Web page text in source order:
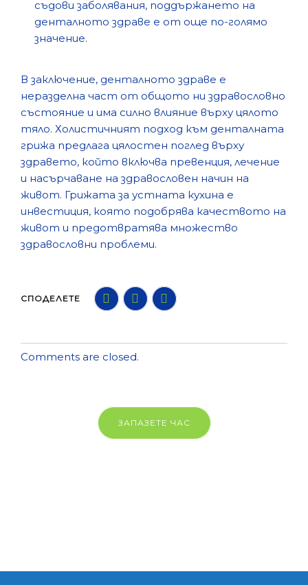
съдови заболявания, поддържането на
денталното здраве е от още по-голямо
значение.
В заключение, денталното здраве е
неразделна част от общото ни здравословно
състояние и има силно влияние върху цялото
тяло. Холистичният подход към денталната
грижа предлага цялостен поглед върху
здравето, който включва превенция, лечение
и насърчаване на здравословен начин на
живот. Грижата за устната кухина е
инвестиция, която подобрява качеството на
живот и предотвратява множество
здравословни проблеми.
СПОДЕЛЕТЕ
Comments are closed.
ЗАПАЗЕТЕ ЧАС